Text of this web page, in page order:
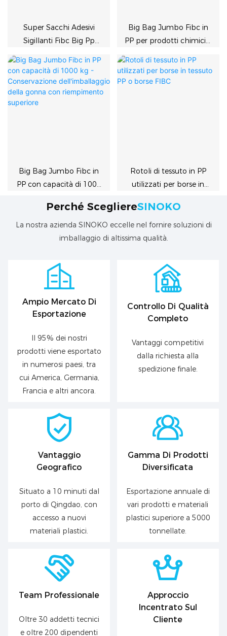
Super Sacchi Adesivi
Sigillanti Fibc Big Pp
tessuta
Big Bag Jumbo Fibc in
PP per prodotti chimici e
Big Bag Jumbo Fibc in
PP con capacità di 1000
dell'imballaggio della
gonna con riempimento
superiore
Rotoli di tessuto in PP
utilizzati per borse in
Perché ScegliereSINOKO
La nostra azienda SINOKO eccelle nel fornire soluzioni di
imballaggio di altissima qualità.
Ampio Mercato Di
Esportazione
Il 95% dei nostri
prodotti viene esportato
in numerosi paesi, tra
cui America, Germania,
Francia e altri ancora.
Controllo Di Qualità
Completo
Vantaggi competitivi
dalla richiesta alla
spedizione finale.
Vantaggio
Geografico
Situato a 10 minuti dal
porto di Qingdao, con
accesso a nuovi
materiali plastici.
Gamma Di Prodotti
Diversificata
Esportazione annuale di
vari prodotti e materiali
plastici superiore a 5000
tonnellate.
Team Professionale
Oltre 30 addetti tecnici
e oltre 200 dipendenti
Approccio
Incentrato Sul
Cliente